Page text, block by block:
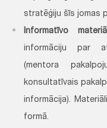
stratēģiju šīs jomas
Informatīvo
informāciju par
(mentora
konsultatīvais
informācija).
formā.